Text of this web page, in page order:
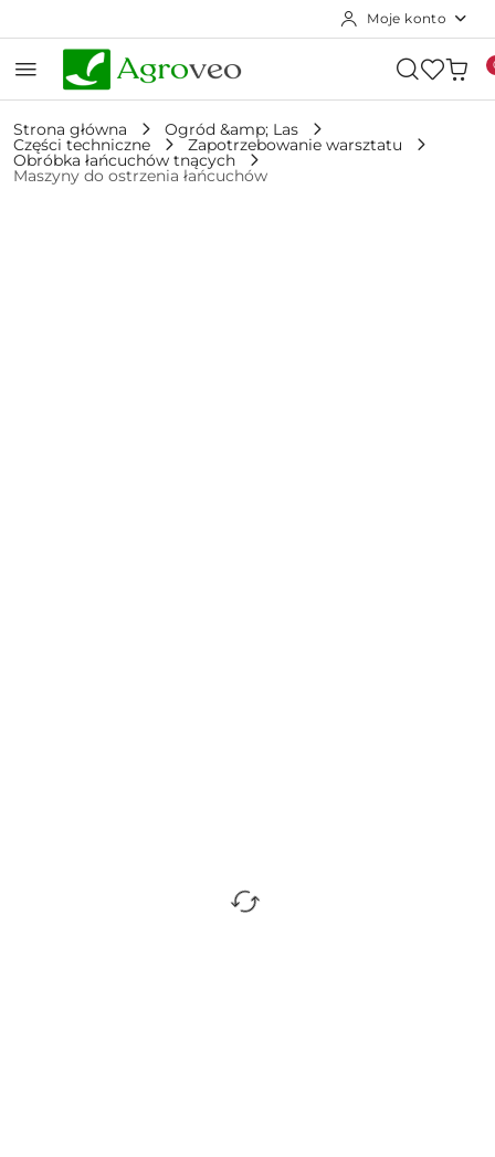
Moje konto
Strona główna Ogród &amp; Las
Części techniczne Zapotrzebowanie warsztatu
Obróbka łańcuchów tnących
Maszyny do ostrzenia łańcuchów